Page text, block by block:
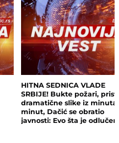
HITNA SEDNICA VLADE
SRBIJE! Bukte požari,
dramatične slike iz minuta
minut, Dačić se obratio
javnosti: Evo šta je